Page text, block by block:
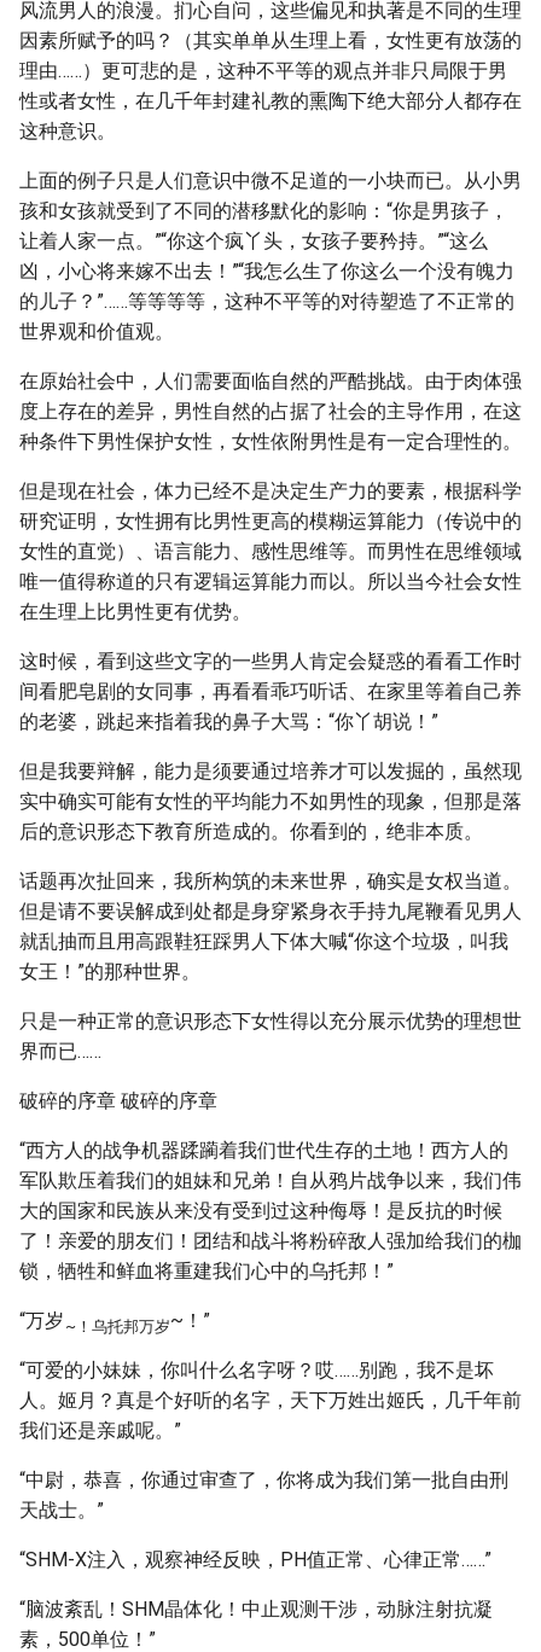
风流男人的浪漫。扪心自问，这些偏见和执著是不同的生理
因素所赋予的吗？（其实单单从生理上看，女性更有放荡的
理由……）更可悲的是，这种不平等的观点并非只局限于男
性或者女性，在几千年封建礼教的熏陶下绝大部分人都存在
这种意识。
上面的例子只是人们意识中微不足道的一小块而已。从小男
孩和女孩就受到了不同的潜移默化的影响：“你是男孩子，
让着人家一点。”“你这个疯丫头，女孩子要矜持。”“这么
凶，小心将来嫁不出去！”“我怎么生了你这么一个没有魄力
的儿子？”……等等等等，这种不平等的对待塑造了不正常的
世界观和价值观。
在原始社会中，人们需要面临自然的严酷挑战。由于肉体强
度上存在的差异，男性自然的占据了社会的主导作用，在这
种条件下男性保护女性，女性依附男性是有一定合理性的。
但是现在社会，体力已经不是决定生产力的要素，根据科学
研究证明，女性拥有比男性更高的模糊运算能力（传说中的
女性的直觉）、语言能力、感性思维等。而男性在思维领域
唯一值得称道的只有逻辑运算能力而以。所以当今社会女性
在生理上比男性更有优势。
这时候，看到这些文字的一些男人肯定会疑惑的看看工作时
间看肥皂剧的女同事，再看看乖巧听话、在家里等着自己养
的老婆，跳起来指着我的鼻子大骂：“你丫胡说！”
但是我要辩解，能力是须要通过培养才可以发掘的，虽然现
实中确实可能有女性的平均能力不如男性的现象，但那是落
后的意识形态下教育所造成的。你看到的，绝非本质。
话题再次扯回来，我所构筑的未来世界，确实是女权当道。
但是请不要误解成到处都是身穿紧身衣手持九尾鞭看见男人
就乱抽而且用高跟鞋狂踩男人下体大喊“你这个垃圾，叫我
女王！”的那种世界。
只是一种正常的意识形态下女性得以充分展示优势的理想世
界而已……
破碎的序章 破碎的序章
“西方人的战争机器蹂躏着我们世代生存的土地！西方人的
军队欺压着我们的姐妹和兄弟！自从鸦片战争以来，我们伟
大的国家和民族从来没有受到过这种侮辱！是反抗的时候
了！亲爱的朋友们！团结和战斗将粉碎敌人强加给我们的枷
锁，牺牲和鲜血将重建我们心中的乌托邦！”
“万岁 ~！乌托邦万岁~！”
“可爱的小妹妹，你叫什么名字呀？哎……别跑，我不是坏
人。姬月？真是个好听的名字，天下万姓出姬氏，几千年前
我们还是亲戚呢。”
“中尉，恭喜，你通过审查了，你将成为我们第一批自由刑
天战士。”
“SHM-X注入，观察神经反映，PH值正常、心律正常……”
“脑波紊乱！SHM晶体化！中止观测干涉，动脉注射抗凝
素，500单位！”